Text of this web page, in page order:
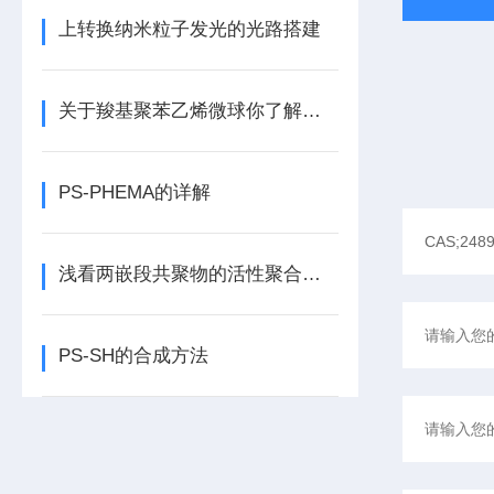
上转换纳米粒子发光的光路搭建
关于羧基聚苯乙烯微球你了解多少？
PS-PHEMA的详解
浅看两嵌段共聚物的活性聚合方法
PS-SH的合成方法